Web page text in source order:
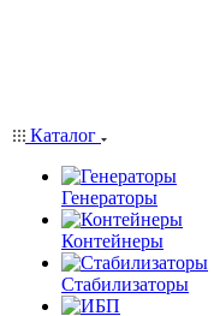
Каталог
Генераторы
Контейнеры
Стабилизаторы